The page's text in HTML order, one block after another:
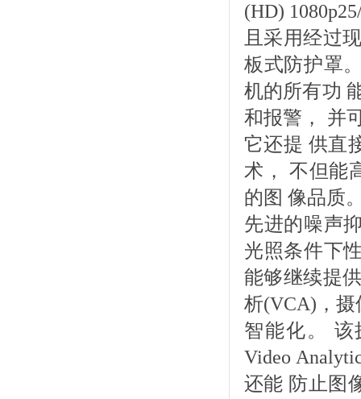
(HD)
且采用经过
板式防护罩
机的所有功
和报警， 并
它还提 供直
术， 不但能
的图 像品质
先进的噪声
光照条件下
能够继续提
析(VCA)，摄
智能化。 该
Video
还能 防止图